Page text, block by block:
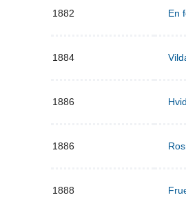
1882 En
1884
1886
1886
1888